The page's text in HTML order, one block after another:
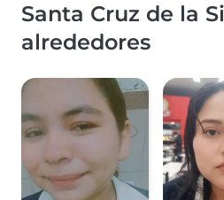
Santa Cruz de la
alrededores